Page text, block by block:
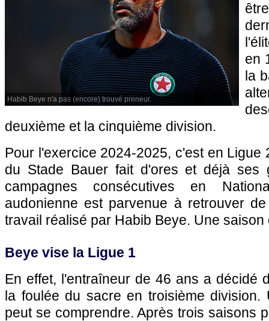
Habib Beye n'a pas (encore) trouvé preneur.
en
la
deuxième et la cinquième division.
Pour l'exercice 2024-2025, c'est en Ligue
du Stade Bauer fait d'ores et déjà ses
campagnes consécutives en
audonienne est parvenue à retrouver
travail réalisé par Habib Beye. Une
Beye vise la Ligue 1
En effet, l'entraîneur de 46 ans a décidé
la foulée du sacre en troisième
peut se comprendre. Après trois saisons